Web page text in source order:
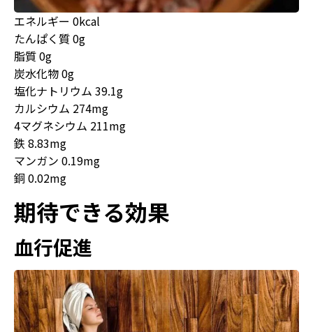
エネルギー 0kcal
たんぱく質 0g
脂質 0g
炭水化物 0g
塩化ナトリウム 39.1g
カルシウム 274mg
4マグネシウム 211mg
鉄 8.83mg
マンガン 0.19mg
銅 0.02mg
期待できる効果
血行促進